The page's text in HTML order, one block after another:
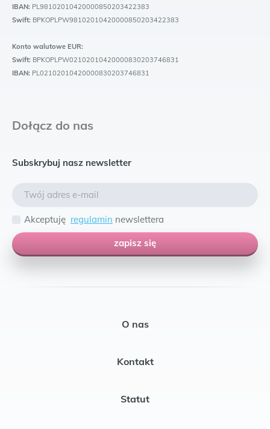
IBAN: PL98102010420000850203422383
Swift: BPKOPLPW98102010420000850203422383
Konto walutowe EUR:
Swift: BPKOPLPW02102010420000830203746831
IBAN: PL02102010420000830203746831
Dołącz do nas
Subskrybuj nasz newsletter
Akceptuję regulamin newslettera
zapisz się
O nas
Kontakt
Statut